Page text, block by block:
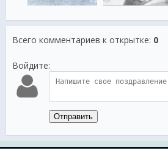
Всего комментариев к открытке: 0
Войдите:
Отправить